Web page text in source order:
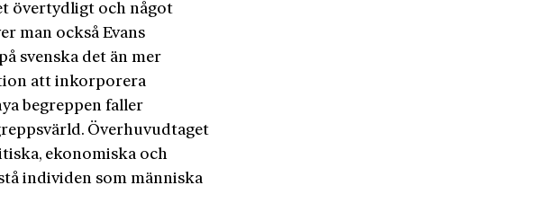
övertydligt och något
man också Evans
svenska det än mer
att inkorporera
begreppen faller
Överhuvudtaget
ekonomiska och
individen som människa